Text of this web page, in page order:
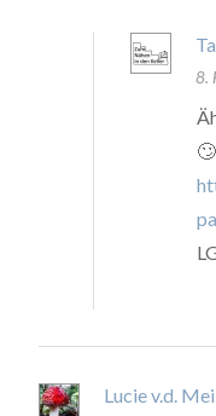
8.
🙄
Lucie v.d.